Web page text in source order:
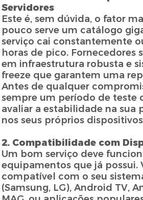
Servidores
Este é, sem dúvida, o fator
pouco serve um catálogo
serviço cai constantemente
horas de pico. Fornecedores
em infraestrutura robusta e
freeze que garantem uma
Antes de qualquer
sempre um período de teste
avaliar a estabilidade na sua
nos seus próprios
2. Compatibilidade com
Um bom serviço deve
equipamentos que já possui.
compatível com o seu
(Samsung, LG), Android TV,